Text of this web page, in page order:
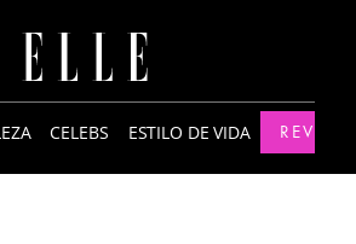
CELEBS ESTILO DE VIDA